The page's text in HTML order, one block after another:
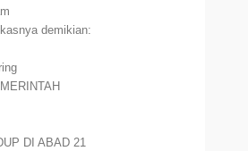
demikian:
DI ABAD 21